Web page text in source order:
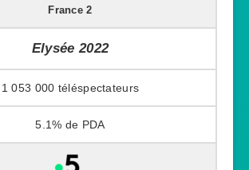
France 2
Elysée 2022
1 053 000
5.1%